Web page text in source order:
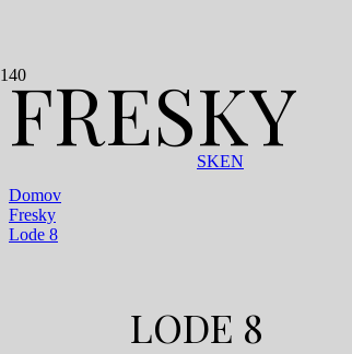
SKEN
FRESKY
Domov
Fresky
Lode 8
LODE 8